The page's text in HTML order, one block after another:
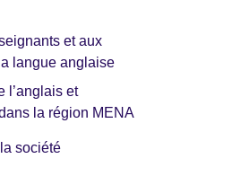
et aux
langue anglaise
l’anglais et
la région MENA
société